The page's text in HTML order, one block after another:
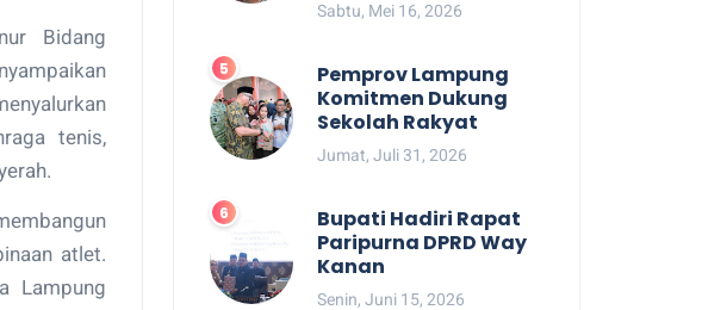
Bidang
tenis,
atlet.
Lampung
Sabtu, Mei 16, 2026
Pemprov Lampung
Komitmen Dukung
Sekolah Rakyat
Jumat, Juli 31, 2026
Bupati Hadiri Rapat
Paripurna DPRD Way
Kanan
Senin, Juni 15, 2026